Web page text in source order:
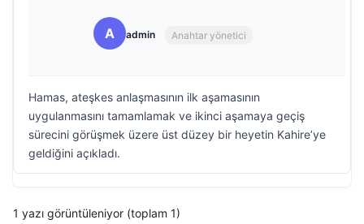
A admin Anahtar yönetici
Hamas, ateşkes anlaşmasının ilk aşamasının
uygulanmasını tamamlamak ve ikinci aşamaya geçiş
sürecini görüşmek üzere üst düzey bir heyetin Kahire’ye
geldiğini açıkladı.
1 yazı görüntüleniyor (toplam 1)